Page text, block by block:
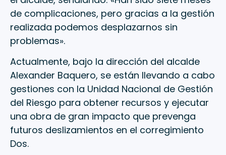
de complicaciones, pero gracias a la gestión
realizada podemos desplazarnos sin
problemas».
Actualmente, bajo la dirección del alcalde
Alexander Baquero, se están llevando a cabo
gestiones con la Unidad Nacional de Gestión
del Riesgo para obtener recursos y ejecutar
una obra de gran impacto que prevenga
futuros deslizamientos en el corregimiento
Dos.